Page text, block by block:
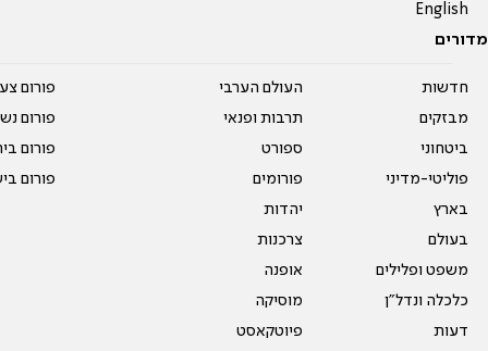
English
מדורים
חדשות
מבזקים
ביטחוני
פוליטי-מדיני
בארץ
בעולם
משפט ופלילים
כלכלה ונדל"ן
דעות
העולם הערבי
תרבות ופנאי
ספורט
פורומים
יהדות
צרכנות
אופנה
מוסיקה
פיוטקאסט
פורום
פורום
פורום
פורום